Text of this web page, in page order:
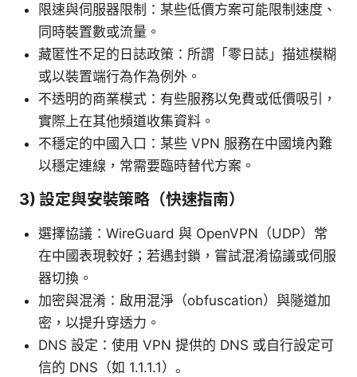
限速與伺服器限制：某些低價方案可能限制速度、
同時裝置數或流量。
藏匿性不足的日誌政策：所謂「零日誌」描述模糊
或以裝置端行為作為例外。
不透明的商業模式：有些服務以免費或低價吸引，
實際上在其他頻道收集資料。
不穩定的中國入口：某些 VPN 服務在中國境內難
以穩定連線，常需要臨時替代方案。
3) 設定與安裝策略（快速指南）
選擇協議：WireGuard 與 OpenVPN（UDP）常
在中國表現較好；若遇封鎖，嘗試混淆協議或伺服
器切換。
加密與混淆：啟用混淨（obfuscation）與隧道加
密，以提升穿透力。
DNS 設定：使用 VPN 提供的 DNS 或自行設定可
信的 DNS（如 1.1.1.1）。